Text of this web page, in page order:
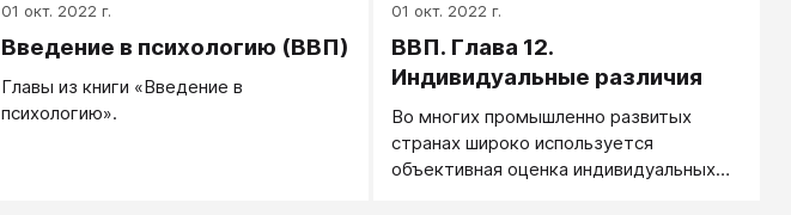
выше корреляция, тем больше похожи
эти виды измерения. Тесты
интеллекта и когнитивных
способностей коррелируют друг с
еще не означает думать. Люди с
включенным умом чаще пользуются
прошлыми решениями, привычными
конструкциями ума, специально не
обдумывая настоящую ситуацию.
01 окт. 2022 г.
Введение в психологию (ВВП)
Главы из книги «Введение в
психологию».
01 окт. 2022 г.
ВВП. Глава 12.
Индивидуальные различия
Во многих промышленно развитых
странах широко используется
объективная оценка индивидуальных